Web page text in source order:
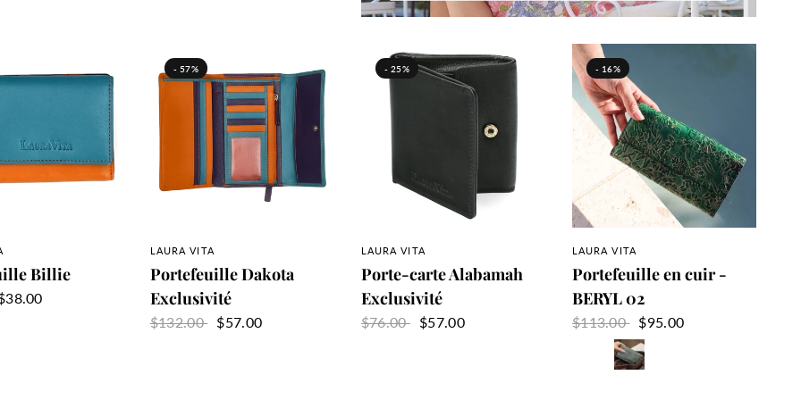
RAPIDE
Billie
- 57%
APERÇU RAPIDE
LAURA VITA
Portefeuille Dakota
Exclusivité
$132.00 $57.00
- 25%
APERÇU RAPIDE
LAURA VITA
Porte-carte Alabamah
Exclusivité
$76.00 $57.00
- 16%
APERÇU RAPIDE
LAURA VITA
Portefeuille en cuir -
BERYL 02
$113.00 $95.00
Jeans
.